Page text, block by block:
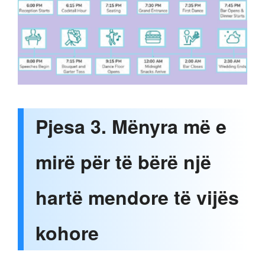
Pjesa 3. Mënyra më e
mirë për të bërë një
hartë mendore të vijës
kohore